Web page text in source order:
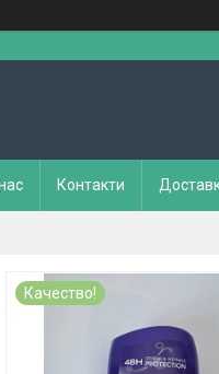
Контакти
Качество!